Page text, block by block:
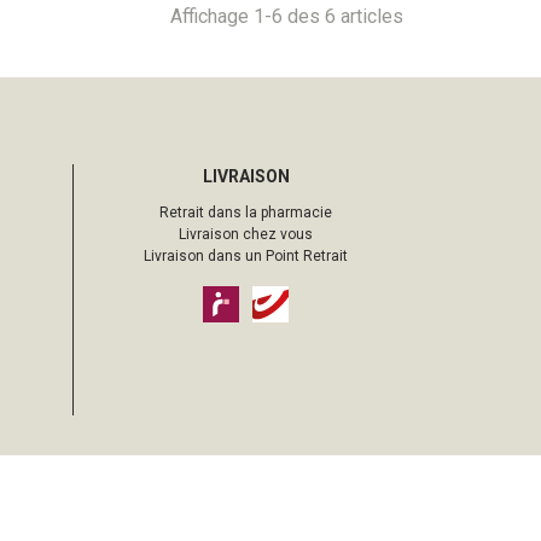
Affichage 1-6 des 6 articles
LIVRAISON
Retrait dans la pharmacie
Livraison chez vous
Livraison dans un Point Retrait